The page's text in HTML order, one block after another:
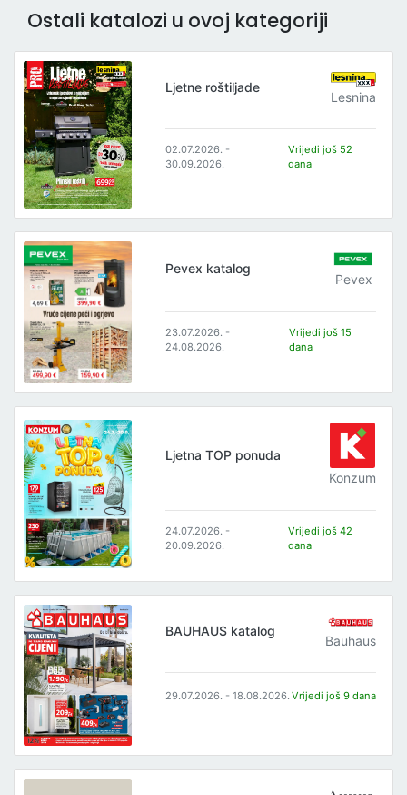
Ostali katalozi u ovoj kategoriji
Ljetne roštiljade
Lesnina
02.07.2026. -
30.09.2026.
Vrijedi još 52
dana
Pevex katalog
Pevex
23.07.2026. -
24.08.2026.
Vrijedi još 15
dana
Ljetna TOP ponuda
Konzum
24.07.2026. -
20.09.2026.
Vrijedi još 42
dana
BAUHAUS katalog
Bauhaus
29.07.2026. - 18.08.2026. Vrijedi još 9 dana